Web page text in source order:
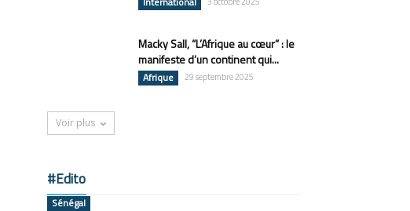
Macky Sall, “L’Afrique au cœur” : le
manifeste d’un continent qui...
Afrique 29 septembre 2025
Voir plus
#Edito
Sénégal